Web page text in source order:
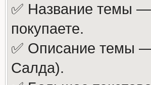
✅ Название темы —
покупаете.
✅ Описание темы
Салда).